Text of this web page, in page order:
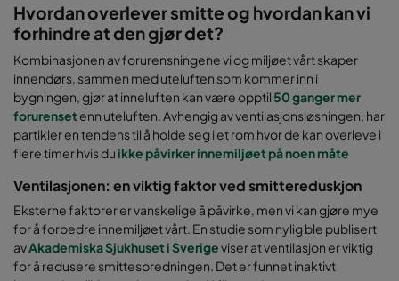
Hvordan overlever smitte og hvordan kan vi
forhindre at den gjør det?
Kombinasjonen av forurensningene vi og miljøet vårt skaper
innendørs, sammen med uteluften som kommer inn i
bygningen, gjør at inneluften kan være opptil 50 ganger mer
forurensetenn uteluften. Avhengig av ventilasjonsløsningen, har
partikler en tendens til å holde seg i et rom hvor de kan overleve i
flere timer hvis du ikke påvirker innemiljøet på noen måte
Ventilasjonen: en viktig faktor ved smittereduskjon
Eksterne faktorer er vanskelige å påvirke, men vi kan gjøre mye
for å forbedre innemiljøet vårt. En studie som nylig ble publisert
avAkademiska Sjukhuset i Sverigeviser at ventilasjon er viktig
for å redusere smittespredningen. Det er funnet inaktivt